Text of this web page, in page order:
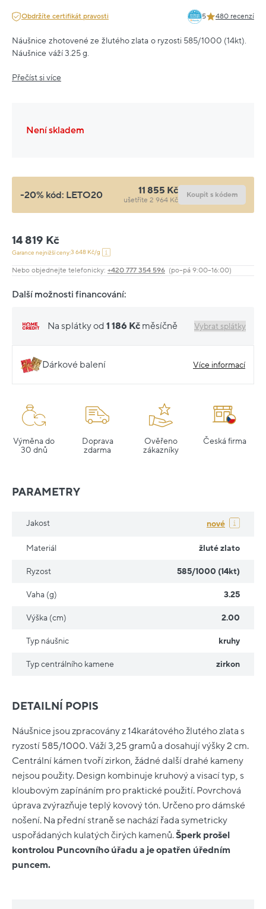
Obdržíte certifikát pravosti 5 480 recenzí
Náušnice zhotovené ze žlutého zlata o ryzosti 585/1000 (14kt).
Náušnice váží 3.25 g.
Přečíst si více
Není skladem
-20% kód: LETO20 11 855 Kč
ušetříte 2 964 Kč
Koupit s kódem
14 819 Kč
Garance nejnižší ceny:3 648 Kč/g
Nebo objednejte telefonicky: +420 777 354 596 (po–pá 9:00–16:00)
Další možnosti financování:
Na splátky od 1 186 Kč měsíčně Vybrat splátky
Dárkové balení Více informací
Výměna do
30 dnů
Doprava
zdarma
Ověřeno
zákazníky
Česká firma
DETAILNÍ POPIS
Náušnice jsou zpracovány z 14karátového žlutého zlata s
ryzostí 585/1000. Váží 3,25 gramů a dosahují výšky 2 cm.
Centrální kámen tvoří zirkon, žádné další drahé kameny
nejsou použity. Design kombinuje kruhový a visací typ, s
kloubovým zapínáním pro praktické použití. Povrchová
úprava zvýrazňuje teplý kovový tón. Určeno pro dámské
nošení. Na přední straně se nachází řada symetricky
uspořádaných kulatých čirých kamenů.Šperk prošel
kontrolou Puncovního úřadu a je opatřen úředním
puncem.
PARAMETRY
Jakost nové
Materiál žluté zlato
Ryzost 585/1000 (14kt)
Vaha (g) 3.25
Výška (cm) 2.00
Typ náušnic kruhy
Typ centrálního kamene zirkon